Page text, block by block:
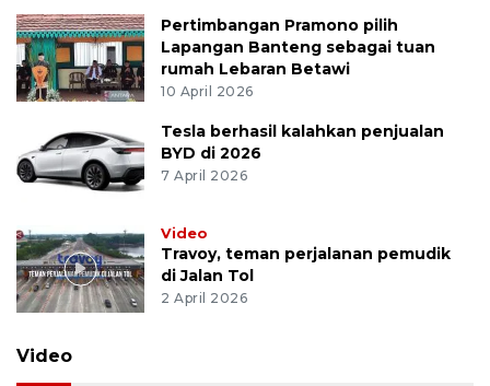
Pertimbangan Pramono pilih
Lapangan Banteng sebagai tuan
rumah Lebaran Betawi
10 April 2026
Tesla berhasil kalahkan penjualan
BYD di 2026
7 April 2026
Video
Travoy, teman perjalanan pemudik
di Jalan Tol
2 April 2026
Video